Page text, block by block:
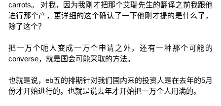
carrots。 对我，因为我刚才把那个艾瑞先生的翻译之前我跟他
进行那个产，更详细的这个确认了一下他刚才提的是什么了，
除了这个？
把一万个呃人变成一万个申请之外，还有一种那个可能的
converse，就是国会可能采取的方法。
也就是说，eb五的排期针对我们国内来的投资人是在去年的5月
份才开始进行的。也就是说去年才开始把一万个人用满的。